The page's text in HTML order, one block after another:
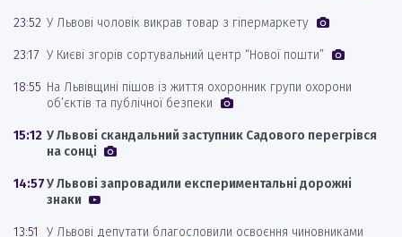
23:52 У Львові чоловік викрав товар з гіпермаркету
23:17 У Києві згорів сортувальний центр “Нової пошти”
18:55 На Львівщині пішов із життя охоронник групи охорони
об’єктів та публічної безпеки
15:12 У Львові скандальний заступник Садового перегрівся
на сонці
14:57У Львові запровадили експериментальні дорожні
знаки
13:51
У Львові депутати благословили освоєння чиновниками